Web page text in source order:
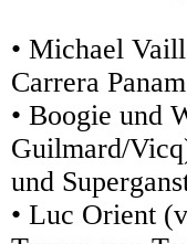
• Michael
Carrera
• Boogie und
Guilmard/
und
• Luc Orient